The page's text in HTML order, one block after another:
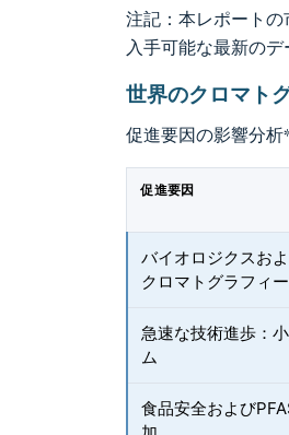
注記：本レポートの
入手可能な最新のデ
世界のクロマト
促進要因の影響分析
促進要因
バイオロジクスお
クロマトグラフィー
急速な技術進歩：
ム
食品安全および